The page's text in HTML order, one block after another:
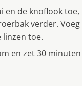
en de knoflook toe,
verder. Voeg
linzen toe.
en zet 30 minuten